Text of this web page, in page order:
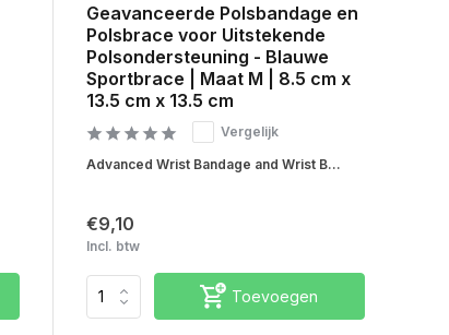
Geavanceerde Polsbandage en
Polsbrace voor Uitstekende
Polsondersteuning - Blauwe
Sportbrace | Maat M | 8.5 cm x
13.5 cm x 13.5 cm
Vergelijk
Advanced Wrist Bandage and Wrist B...
€9,10
Incl. btw
Toevoegen